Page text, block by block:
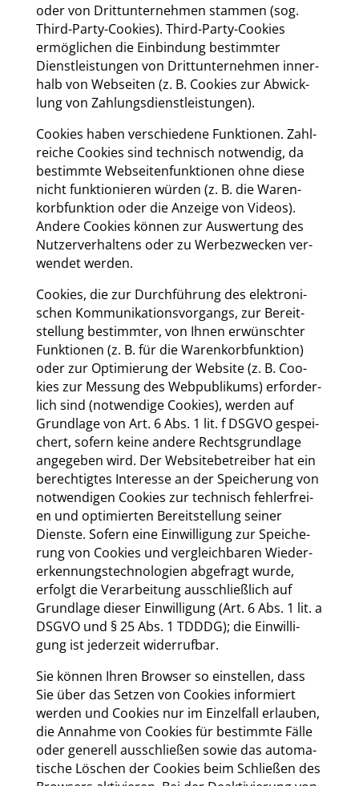
oder von Dritt­un­ter­neh­men stam­men (sog.
Third-Par­ty-Coo­kies). Third-Par­ty-Coo­kies
ermög­li­chen die Ein­bin­dung bestimm­ter
Dienst­leis­tun­gen von Dritt­un­ter­neh­men inner­
halb von Web­sei­ten (z. B. Coo­kies zur Abwick­
lung von Zah­lungs­dienst­leis­tun­gen).
Coo­kies haben ver­schie­de­ne Funk­tio­nen. Zahl­
rei­che Coo­kies sind tech­nisch not­wen­dig, da
bestimm­te Web­sei­ten­funk­tio­nen ohne die­se
nicht funk­tio­nie­ren wür­den (z. B. die Waren­
korb­funk­ti­on oder die Anzei­ge von Vide­os).
Ande­re Coo­kies kön­nen zur Aus­wer­tung des
Nut­zer­ver­hal­tens oder zu Wer­be­zwe­cken ver­
wen­det wer­den.
Coo­kies, die zur Durch­füh­rung des elek­tro­ni­
schen Kom­mu­ni­ka­ti­ons­vor­gangs, zur Bereit­
stel­lung bestimm­ter, von Ihnen erwünsch­ter
Funk­tio­nen (z. B. für die Waren­korb­funk­ti­on)
oder zur Opti­mie­rung der Web­site (z. B. Coo­
kies zur Mes­sung des Web­pu­bli­kums) erfor­der­
lich sind (not­wen­di­ge Coo­kies), wer­den auf
Grund­la­ge von Art. 6 Abs. 1 lit. f DSGVO gespei­
chert, sofern kei­ne ande­re Rechts­grund­la­ge
ange­ge­ben wird. Der Web­site­be­trei­ber hat ein
berech­tig­tes Inter­es­se an der Spei­che­rung von
not­wen­di­gen Coo­kies zur tech­nisch feh­ler­frei­
en und opti­mier­ten Bereit­stel­lung sei­ner
Diens­te. Sofern eine Ein­wil­li­gung zur Spei­che­
rung von Coo­kies und ver­gleich­ba­ren Wie­der­
erken­nungs­tech­no­lo­gien abge­fragt wur­de,
erfolgt die Ver­ar­bei­tung aus­schließ­lich auf
Grund­la­ge die­ser Ein­wil­li­gung (Art. 6 Abs. 1 lit. a
DSGVO und § 25 Abs. 1 TDDDG); die Ein­wil­li­
gung ist jeder­zeit wider­ruf­bar.
Sie kön­nen Ihren Brow­ser so ein­stel­len, dass
Sie über das Set­zen von Coo­kies infor­miert
wer­den und Coo­kies nur im Ein­zel­fall erlau­ben,
die Annah­me von Coo­kies für bestimm­te Fäl­le
oder gene­rell aus­schlie­ßen sowie das auto­ma­
ti­sche Löschen der Coo­kies beim Schlie­ßen des